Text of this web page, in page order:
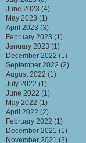
June 2023 (4)
May 2023 (1)
April 2023 (3)
February 2023 (1)
January 2023 (1)
December 2022 (1)
September 2022 (2)
August 2022 (1)
July 2022 (1)
June 2022 (1)
May 2022 (1)
April 2022 (2)
February 2022 (1)
December 2021 (1)
November 2021 (2)